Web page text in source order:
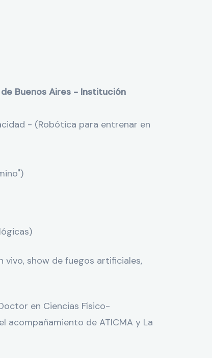
Buenos Aires - Institución
- (Robótica para entrenar en
vivo, show de fuegos artificiales,
en Ciencias Físico-
de ATICMA y La